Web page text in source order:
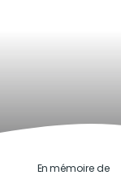
En mémoire de